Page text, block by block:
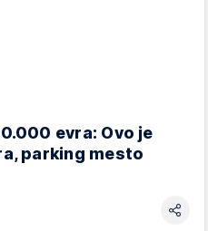
evra: Ovo je
parking mesto